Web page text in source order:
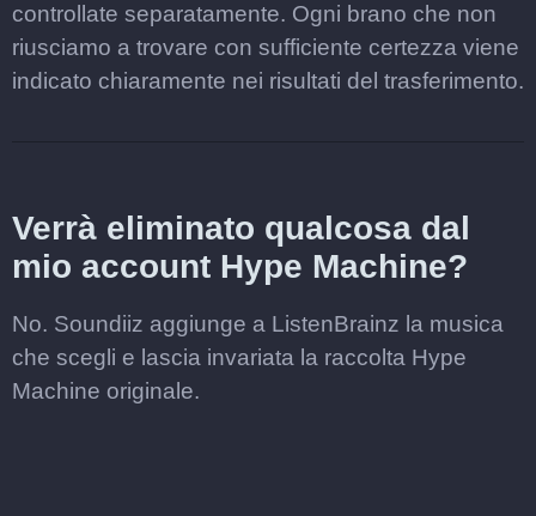
controllate separatamente. Ogni brano che non
riusciamo a trovare con sufficiente certezza viene
indicato chiaramente nei risultati del trasferimento.
Verrà eliminato qualcosa dal
mio account Hype Machine?
No. Soundiiz aggiunge a ListenBrainz la musica
che scegli e lascia invariata la raccolta Hype
Machine originale.